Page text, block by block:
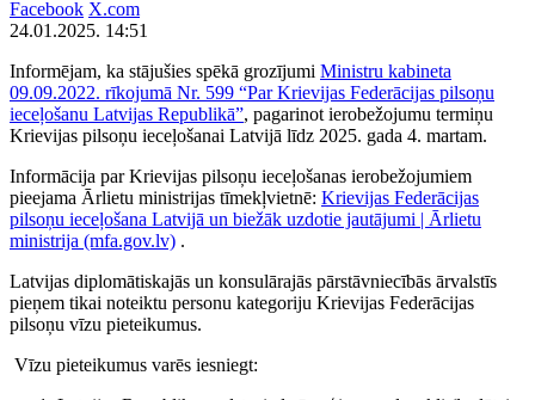
Facebook X.com
24.01.2025. 14:51
Informējam, ka stājušies spēkā grozījumi Ministru kabineta
09.09.2022. rīkojumā Nr. 599 “Par Krievijas Federācijas pilsoņu
ieceļošanu Latvijas Republikā”, pagarinot ierobežojumu termiņu
Krievijas pilsoņu ieceļošanai Latvijā līdz 2025. gada 4. martam.
Informācija par Krievijas pilsoņu ieceļošanas ierobežojumiem
pieejama Ārlietu ministrijas tīmekļvietnē: Krievijas Federācijas
pilsoņu ieceļošana Latvijā un biežāk uzdotie jautājumi | Ārlietu
ministrija (mfa.gov.lv) .
Latvijas diplomātiskajās un konsulārajās pārstāvniecībās ārvalstīs
pieņem tikai noteiktu personu kategoriju Krievijas Federācijas
pilsoņu vīzu pieteikumus.
Vīzu pieteikumus varēs iesniegt: